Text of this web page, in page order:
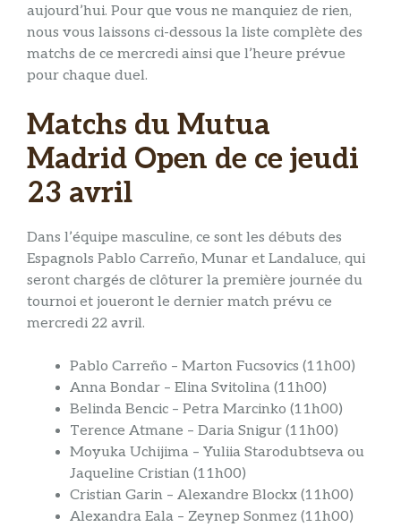
aujourd’hui. Pour que vous ne manquiez de rien,
nous vous laissons ci-dessous la liste complète des
matchs de ce mercredi ainsi que l’heure prévue
pour chaque duel.
Matchs du Mutua
Madrid Open de ce jeudi
23 avril
Dans l’équipe masculine, ce sont les débuts des
Espagnols Pablo Carreño, Munar et Landaluce, qui
seront chargés de clôturer la première journée du
tournoi et joueront le dernier match prévu ce
mercredi 22 avril.
Pablo Carreño – Marton Fucsovics (11h00)
Anna Bondar – Elina Svitolina (11h00)
Belinda Bencic – Petra Marcinko (11h00)
Terence Atmane – Daria Snigur (11h00)
Moyuka Uchijima – Yuliia Starodubtseva ou
Jaqueline Cristian (11h00)
Cristian Garin – Alexandre Blockx (11h00)
Alexandra Eala – Zeynep Sonmez (11h00)